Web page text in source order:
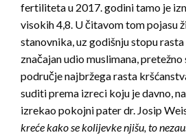
fertiliteta u 2017. godini tamo je
visokih 4,8. U čitavom tom pojasu
stanovnika, uz godišnju stopu
značajan udio muslimana, pretežno
područje najbržega rasta
suditi prema izreci koju je davno,
izrekao pokojni pater dr. Josip
kreće kako se kolijevke njišu, to